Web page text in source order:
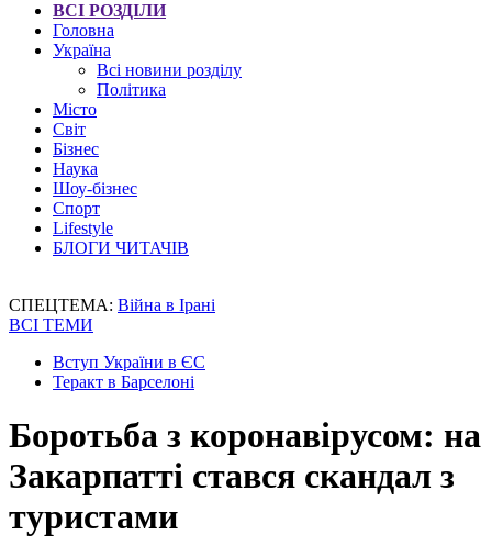
ВСІ РОЗДІЛИ
Головна
Україна
Всі новини розділу
Політика
Місто
Світ
Бізнес
Наука
Шоу-бізнес
Спорт
Lifestyle
БЛОГИ ЧИТАЧІВ
СПЕЦТЕМА: Війна в Ірані
ВСІ ТЕМИ
Вступ України в ЄС
Теракт в Барселоні
Боротьба з коронавірусом: на
Закарпатті стався скандал з
туристами